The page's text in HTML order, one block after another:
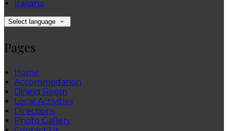
Italiano
Select language
Pages
Home
Accommodation
Dining Room
Local Activities
Directions
Photo Gallery